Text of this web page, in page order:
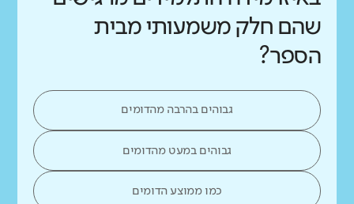
שהם חלק משמעותי מבית
הספר?
גבוהים בהרבה מהדומים
גבוהים במעט מהדומים
כמו ממוצע הדומים